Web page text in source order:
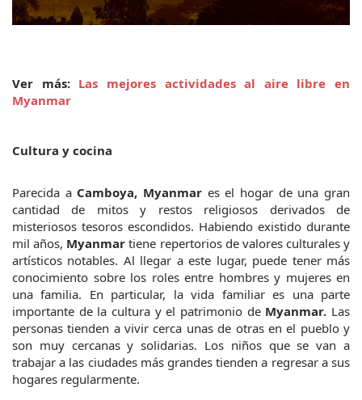
Ver más: Las mejores actividades al aire libre en
Myanmar
Cultura y cocina
Parecida a Camboya, Myanmar es el hogar de una gran
cantidad de mitos y restos religiosos derivados de
misteriosos tesoros escondidos. Habiendo existido durante
mil años, Myanmar tiene repertorios de valores culturales y
artísticos notables. Al llegar a este lugar, puede tener más
conocimiento sobre los roles entre hombres y mujeres en
una familia. En particular, la vida familiar es una parte
importante de la cultura y el patrimonio de Myanmar. Las
personas tienden a vivir cerca unas de otras en el pueblo y
son muy cercanas y solidarias. Los niños que se van a
trabajar a las ciudades más grandes tienden a regresar a sus
hogares regularmente.